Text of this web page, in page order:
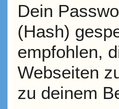
Dein
(Hash)
empfohlen,
Webseiten
zu deinem